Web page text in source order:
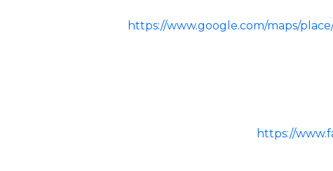
https://www.google.com/maps/
https://